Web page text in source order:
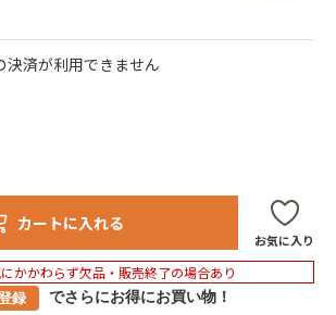
済が利用できません
カートに入れる
お気に入り
かかわらず欠品・販売終了の場合あり
録 でさらにお得にお買い物！